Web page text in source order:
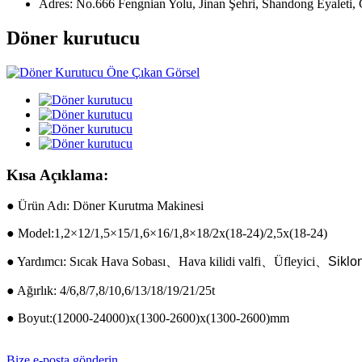
Adres: No.666 Fengnian Yolu, Jinan Şehri, Shandong Eyaleti,
Döner kurutucu
Kısa Açıklama:
● Ürün Adı: Döner Kurutma Makinesi
● Model:1,2×12/1,5×15/1,6×16/1,8×18/2x(18-24)/2,5x(18-24)
● Yardımcı: Sıcak Hava Sobası Hava kilidi valfi Üfleyici
● Ağırlık: 4/6,8/7,8/10,6/13/18/19/21/25t
● Boyut:(12000-24000)x(1300-2600)x(1300-2600)mm